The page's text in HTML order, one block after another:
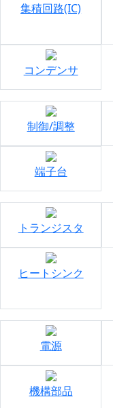
集積回路(IC)
コンデンサ
制御/調整
端子台
トランジスタ
ヒートシンク
電源
機構部品